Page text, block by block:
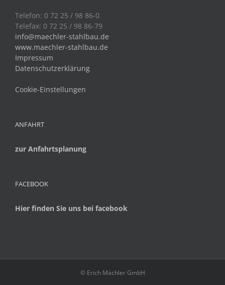
Telefon: 0 72 25 / 98 86-0
Telefax: 0 72 25 / 98 86-79
info@maechler-stahlbau.de
www.maechler-stahlbau.de
Impressum
Datenschutzerklärung
Cookie-Einstellungen
ANFAHRT
zur Anfahrtsplanung
FACEBOOK
Hier finden Sie uns bei facebook
© Erich Mächler GmbH